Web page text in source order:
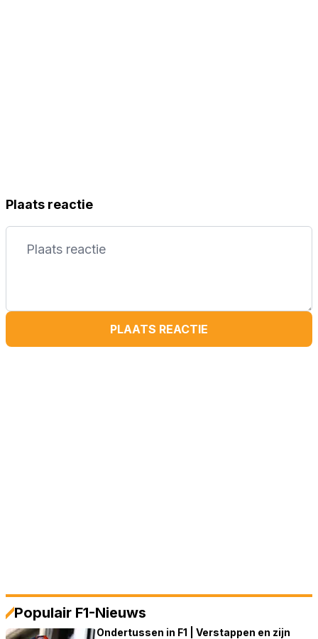
Plaats reactie
PLAATS REACTIE
Populair F1-Nieuws
Ondertussen in F1 | Verstappen en zijn